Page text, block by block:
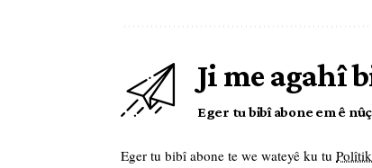
Ji me agahî
Eger tu bibî abone em ê
Eger tu bibî abone te we wateyê ku tu